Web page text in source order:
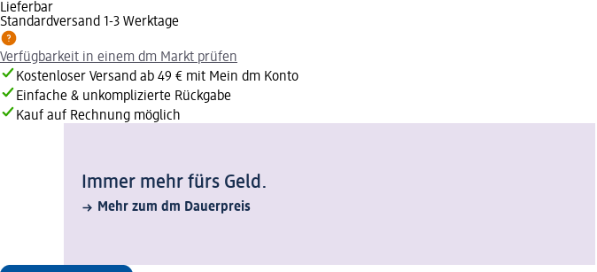
Lieferbar
Standardversand 1-3 Werktage
Verfügbarkeit in einem dm Markt prüfen
Kostenloser Versand ab 49 € mit Mein dm Konto
Einfache & unkomplizierte Rückgabe
Kauf auf Rechnung möglich
Immer mehr fürs Geld.
Mehr zum dm Dauerpreis